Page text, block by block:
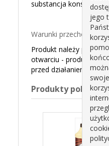
substancja
Warunki
Produkt należy
otwarciu - produkt
przed działaniem
Produkty
jego